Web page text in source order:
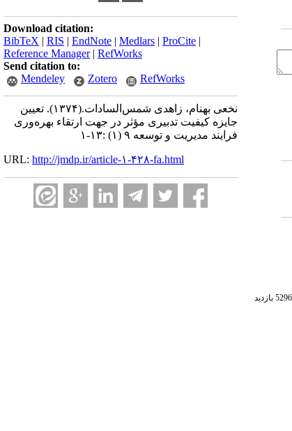
Download citation:
BibTeX | RIS | EndNote | Medlars | ProCite |
Reference Manager| RefWorks
Send citation to:
Mendeley
Zotero RefWorks
نخعی بهنام، زاهدی شمس‌السادات.(۱۳۷۴).
تعیین
جایزه کیفیت تدبیری مؤثر در جهت ارتقاء بهره‌وری
فرایند مدیریت و توسعه ۹ (۱) :۱۳-۱
URL: http://jmdp.ir/article-۱-۴۲۸-fa.html